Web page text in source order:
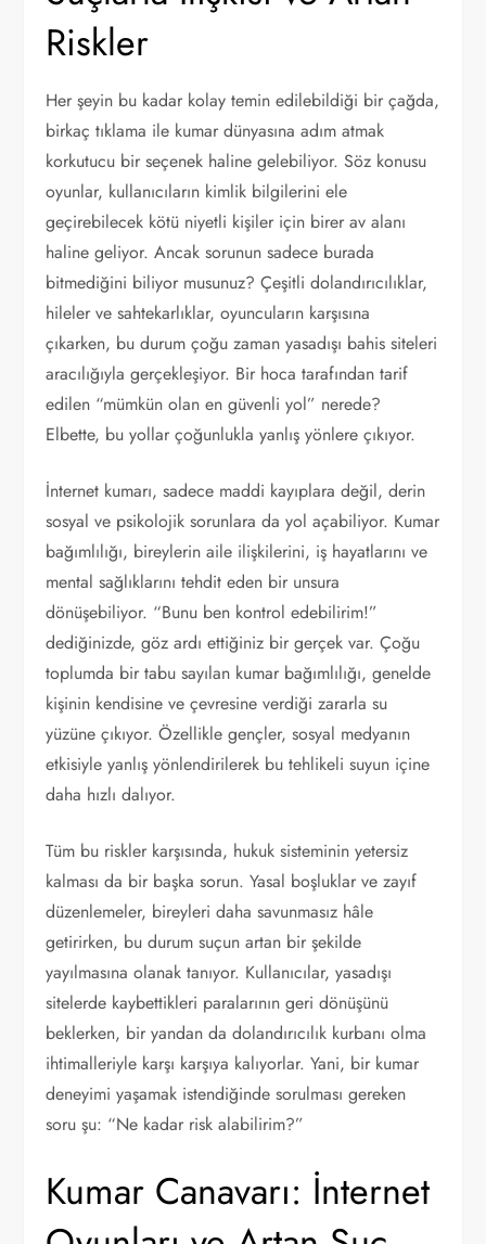
Riskler
Her şeyin bu kadar kolay temin edilebildiği bir çağda,
birkaç tıklama ile kumar dünyasına adım atmak
korkutucu bir seçenek haline gelebiliyor. Söz konusu
oyunlar, kullanıcıların kimlik bilgilerini ele
geçirebilecek kötü niyetli kişiler için birer av alanı
haline geliyor. Ancak sorunun sadece burada
bitmediğini biliyor musunuz? Çeşitli dolandırıcılıklar,
hileler ve sahtekarlıklar, oyuncuların karşısına
çıkarken, bu durum çoğu zaman yasadışı bahis siteleri
aracılığıyla gerçekleşiyor. Bir hoca tarafından tarif
edilen “mümkün olan en güvenli yol” nerede?
Elbette, bu yollar çoğunlukla yanlış yönlere çıkıyor.
İnternet kumarı, sadece maddi kayıplara değil, derin
sosyal ve psikolojik sorunlara da yol açabiliyor. Kumar
bağımlılığı, bireylerin aile ilişkilerini, iş hayatlarını ve
mental sağlıklarını tehdit eden bir unsura
dönüşebiliyor. “Bunu ben kontrol edebilirim!”
dediğinizde, göz ardı ettiğiniz bir gerçek var. Çoğu
toplumda bir tabu sayılan kumar bağımlılığı, genelde
kişinin kendisine ve çevresine verdiği zararla su
yüzüne çıkıyor. Özellikle gençler, sosyal medyanın
etkisiyle yanlış yönlendirilerek bu tehlikeli suyun içine
daha hızlı dalıyor.
Tüm bu riskler karşısında, hukuk sisteminin yetersiz
kalması da bir başka sorun. Yasal boşluklar ve zayıf
düzenlemeler, bireyleri daha savunmasız hâle
getirirken, bu durum suçun artan bir şekilde
yayılmasına olanak tanıyor. Kullanıcılar, yasadışı
sitelerde kaybettikleri paralarının geri dönüşünü
beklerken, bir yandan da dolandırıcılık kurbanı olma
ihtimalleriyle karşı karşıya kalıyorlar. Yani, bir kumar
deneyimi yaşamak istendiğinde sorulması gereken
soru şu: “Ne kadar risk alabilirim?”
Kumar Canavarı: İnternet